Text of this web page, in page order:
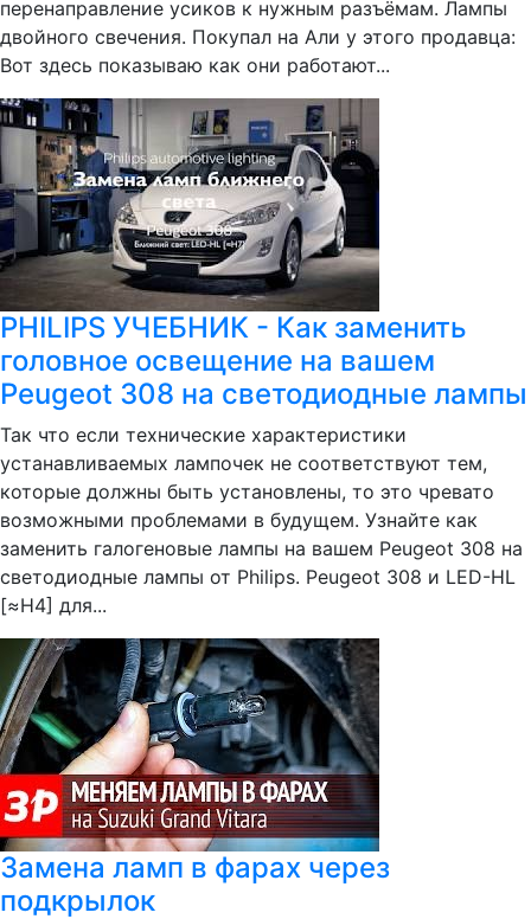
перенаправление усиков к нужным разъёмам. Лампы
двойного свечения. Покупал на Али у этого продавца:
Вот здесь показываю как они работают...
PHILIPS УЧЕБНИК - Как заменить
головное освещение на вашем
Peugeot 308 на светодиодные лампы
Так что если технические характеристики
устанавливаемых лампочек не соответствуют тем,
которые должны быть установлены, то это чревато
возможными проблемами в будущем. Узнайте как
заменить галогеновые лампы на вашем Peugeot 308 на
светодиодные лампы от Philips. Peugeot 308 и LED-HL
[≈H4] для...
Замена ламп в фарах через
подкрылок